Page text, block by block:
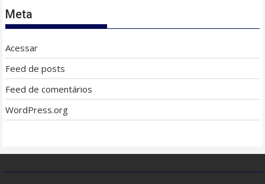
Meta
Acessar
Feed de posts
Feed de comentários
WordPress.org